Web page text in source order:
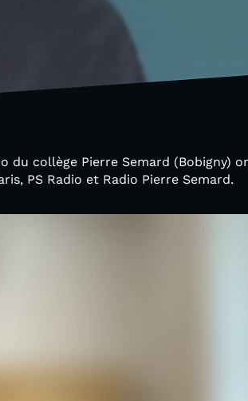
du collège Pierre Semard (Bobigny)
PS Radio et Radio Pierre Semard.